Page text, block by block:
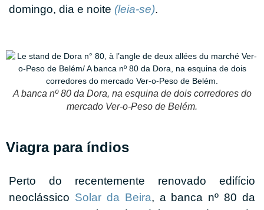
domingo, dia e noite (leia-se).
A banca nº 80 da Dora, na esquina de dois corredores do
mercado Ver-o-Peso de Belém.
Viagra para índios
Perto do recentemente renovado edifício
neoclássico Solar da Beira, a banca nº 80 da